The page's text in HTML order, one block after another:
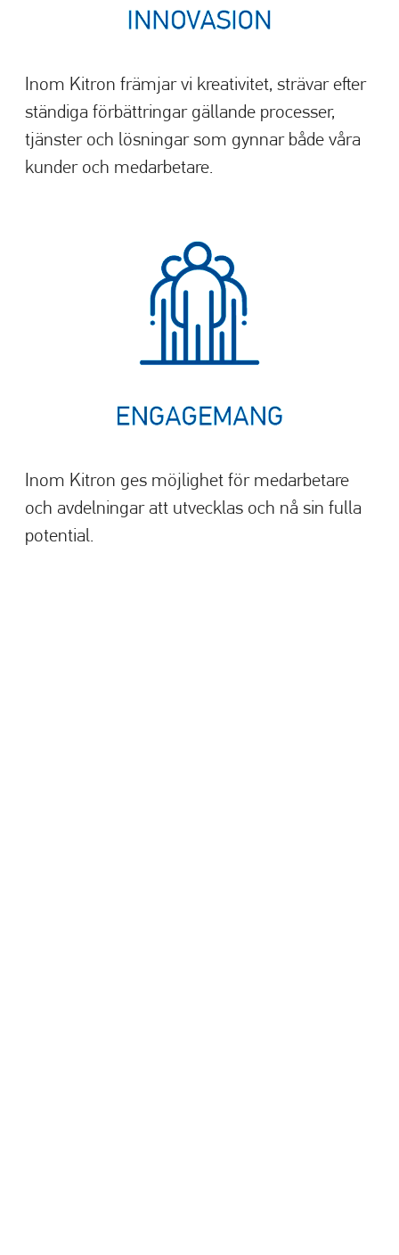
Inom Kitron främjar vi kreativitet, strävar efter
ständiga förbättringar gällande processer,
tjänster och lösningar som gynnar både våra
kunder och medarbetare.
Inom Kitron ges möjlighet för medarbetare
och avdelningar att utvecklas och nå sin fulla
potential.